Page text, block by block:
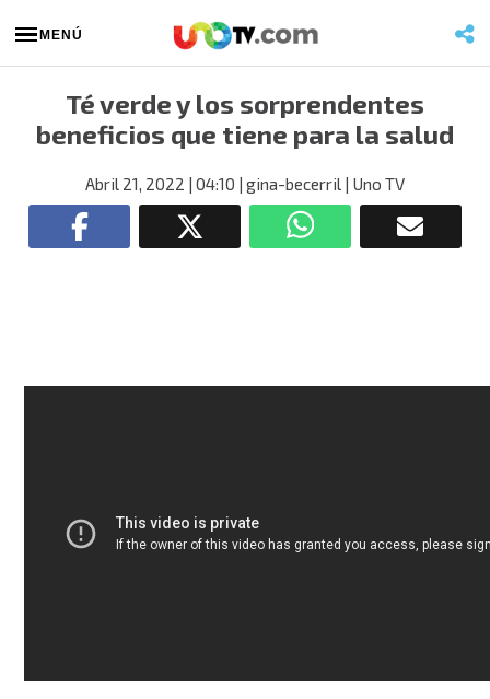
MENÚ
Té verde y los sorprendentes
beneficios que tiene para la salud
Abril 21, 2022 | 04:10 | gina-becerril | Uno TV